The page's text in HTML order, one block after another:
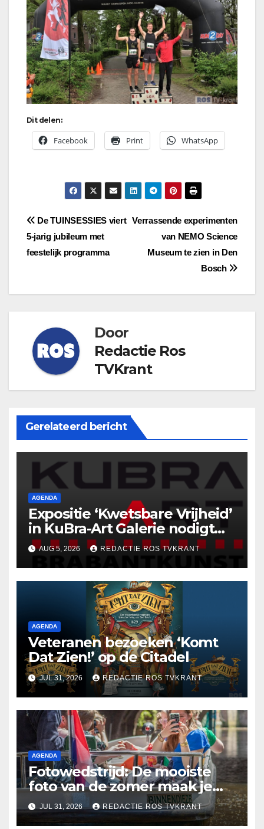
Dit delen:
Facebook Print WhatsApp
Bericht
navigatie
Verrassende experimenten
van NEMO Science
Museum te zien in Den
Bosch
De TUINSESSIES viert
5-jarig jubileum met
feestelijk programma
Door
Redactie Ros
TVKrant
Gerelateerd bericht
AGENDA
Expositie ‘Kwetsbare Vrijheid’
in KuBra-Art Galerie nodigt
uit tot ontmoeting en
reflectie
AUG 5, 2026 REDACTIE ROS TVKRANT
AGENDA
Veteranen bezoeken ‘Komt
Dat Zien!’ op de Citadel
JUL 31, 2026 REDACTIE ROS TVKRANT
AGENDA
Fotowedstrijd: De mooiste
foto van de zomer maak je
misschien wel in ’s-
Hertogenbosch
JUL 31, 2026 REDACTIE ROS TVKRANT